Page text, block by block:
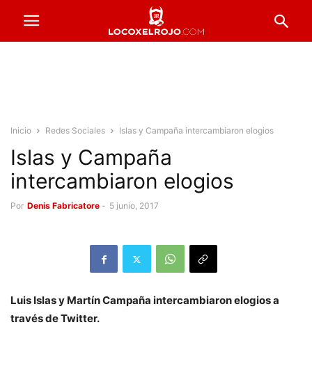
Inicio Redes Sociales Islas y Campaña intercambiaron elogios
Islas y Campaña
intercambiaron elogios
Por Denis Fabricatore - 5 junio, 2017
Luis Islas y Martín Campaña intercambiaron elogios a
través de Twitter.